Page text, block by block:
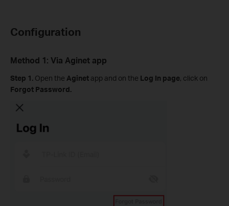
Configuration
Method 1: Via Aginet app
Step 1. Open the Aginet app and on the Log In page, click on
Forgot Password.